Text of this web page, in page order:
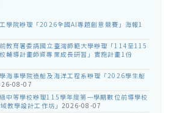
學院辦理「2026全國AI專題創意競賽」海報1
教育署委請國立臺灣師範大學辦理「114至115
輔導計畫師資專業成長研習」實施計畫1份
海事學院造船及海洋工程系辦理「2026學生船
08-07
中等學校辦理115學年度第一學期數位前導學校
教學設計工作坊」 2026-08-07